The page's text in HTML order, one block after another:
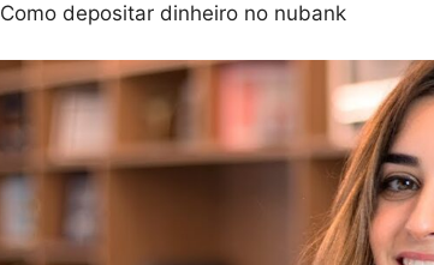
Como depositar dinheiro no nubank